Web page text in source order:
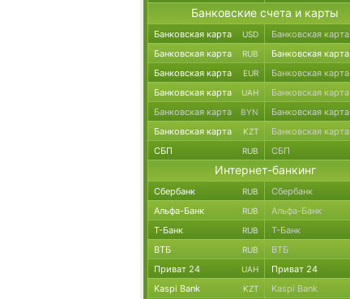
Банковские счета и карты
Банковская карта USD Банковская карта
Банковская карта RUB Банковская карта
Банковская карта EUR Банковская карта
Банковская карта UAH Банковская карта
Банковская карта BYN Банковская карта
Банковская карта KZT Банковская карта
СБП RUB СБП
Интернет-банкинг
Сбербанк RUB Сбербанк
Альфа-Банк RUB Альфа-Банк
Т-Банк RUB Т-Банк
ВТБ RUB ВТБ
Приват 24 UAH Приват 24
Kaspi Bank KZT Kaspi Bank